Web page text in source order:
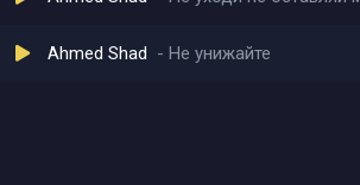
Ahmed Shad Не унижайте